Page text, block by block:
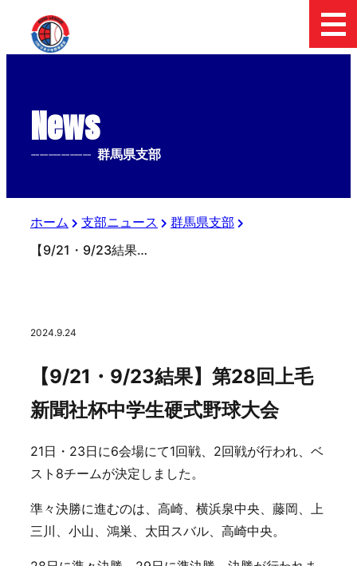
News
-------------- 群馬県支部
ホーム 支部ニュース
群馬県支部
【9/21・9/23結果】第28回上毛新聞社杯中学生硬式野球大会
2024.9.24
【9/21・9/23結果】第28回上毛
新聞社杯中学生硬式野球大会
21日・23日に6会場にて1回戦、2回戦が行われ、ベ
スト8チームが決定しました。
準々決勝に進むのは、高崎、横浜泉中央、藤岡、上
三川、小山、鴻巣、太田スバル、高崎中央。